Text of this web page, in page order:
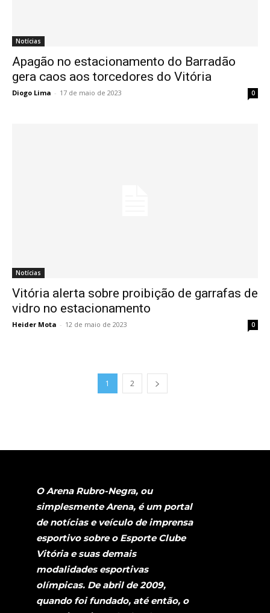
Notícias
Apagão no estacionamento do Barradão
gera caos aos torcedores do Vitória
Diogo Lima - 17 de maio de 2023 0
Notícias
Vitória alerta sobre proibição de garrafas de
vidro no estacionamento
Heider Mota - 12 de maio de 2023 0
1 2
O Arena Rubro-Negra, ou
simplesmente Arena, é um portal
de notícias e veículo de imprensa
esportivo sobre o Esporte Clube
Vitória e suas demais
modalidades esportivas
olímpicas. De abril de 2009,
quando foi fundado, até então, o